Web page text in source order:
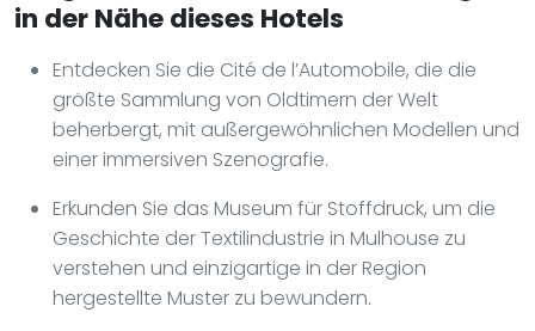
in der Nähe dieses Hotels
Entdecken Sie die Cité de l’Automobile, die die
größte Sammlung von Oldtimern der Welt
beherbergt, mit außergewöhnlichen Modellen und
einer immersiven Szenografie.
Erkunden Sie das Museum für Stoffdruck, um die
Geschichte der Textilindustrie in Mulhouse zu
verstehen und einzigartige in der Region
hergestellte Muster zu bewundern.